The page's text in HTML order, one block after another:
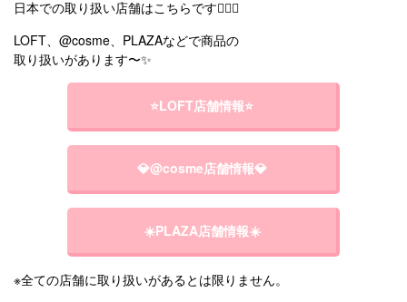
日本での取り扱い店舗はこちらです💁🏻‍♀️
LOFT、@cosme、PLAZAなどで商品の
取り扱いがあります〜✨
⭐️LOFT店舗情報⭐️
💎@cosme店舗情報💎
☀️PLAZA店舗情報☀️
※全ての店舗に取り扱いがあるとは限りません。